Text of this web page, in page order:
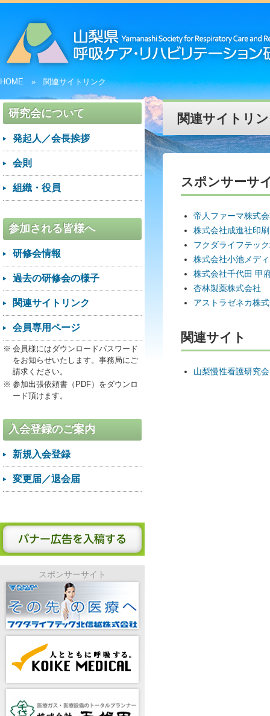
HOME 関連サイトリンク
研究会について
発起人／会長挨拶
会則
組織・役員
参加される皆様へ
研修会情報
過去の研修会の様子
関連サイトリンク
会員専用ページ
会員様にはダウンロードパスワード
をお知らせいたします。事務局にご
請求ください。
参加出張依頼書（PDF）をダウンロ
ード頂けます。
入会登録のご案内
新規入会登録
変更届／退会届
バナー広告を入稿する
スポンサーサイト
関連サイトリ
スポンサーサ
帝人ファーマ株式
株式会社成進社印刷
フクダライフテッ
株式会社小池メデ
株式会社千代田 甲
杏林製薬株式会社
アストラゼネカ株
関連サイト
山梨慢性看護研究会